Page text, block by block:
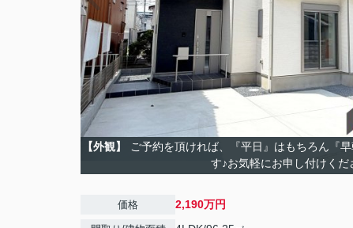
【外観】
ご予約を頂ければ、『平日』はもちろん『
す♪お気軽にお申し付けくだ
価格 2,190万円